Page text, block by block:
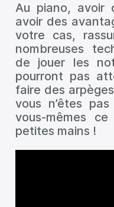
Au piano, avoir
avoir des
votre cas,
nombreuses
de jouer les
pourront pas
faire des
vous n’êtes
vous-mêmes
petites mains !